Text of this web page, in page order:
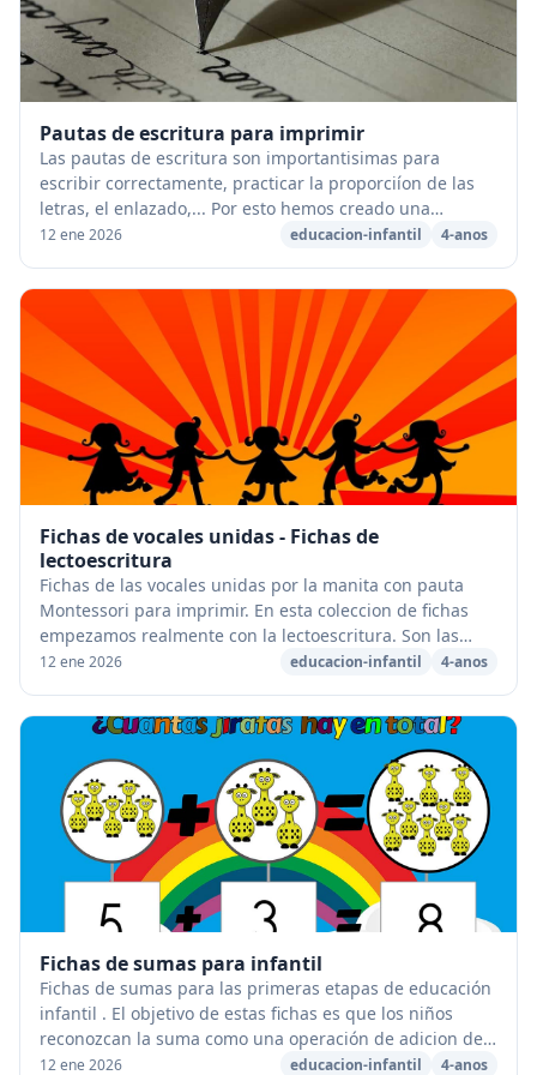
Pautas de escritura para imprimir
Las pautas de escritura son importantisimas para
escribir correctamente, practicar la proporciíon de las
letras, el enlazado,... Por esto hemos creado una
clección de fichas en PDF para imprimir con l...
12 ene 2026 educacion-infantil 4-anos
Fichas de vocales unidas - Fichas de
lectoescritura
Fichas de las vocales unidas por la manita con pauta
Montessori para imprimir. En esta coleccion de fichas
empezamos realmente con la lectoescritura. Son las
fichas de iniciacion a la lectoescritura. ...
12 ene 2026 educacion-infantil 4-anos
Fichas de sumas para infantil
Fichas de sumas para las primeras etapas de educación
infantil . El objetivo de estas fichas es que los niños
reconozcan la suma como una operación de adicion de
elementos, que relacionen de concepto ...
12 ene 2026 educacion-infantil 4-anos